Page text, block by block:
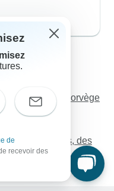
Suède et Norvège
Buenos Aires, des
de
recevoir des